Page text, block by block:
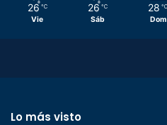
26 ℃
Vie
26 ℃
Sáb
28 ℃
Dom
Lo más visto